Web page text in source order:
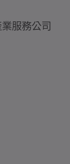
業服務公司